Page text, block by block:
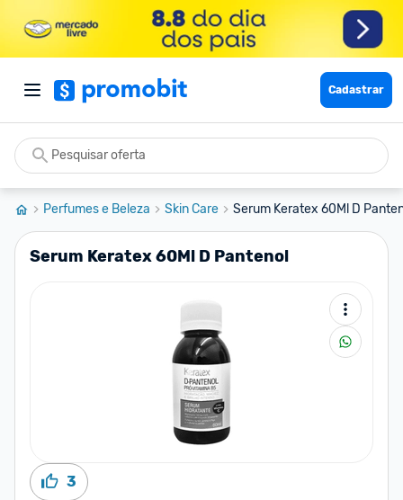
Cadastrar
Perfumes e Beleza Skin Care Serum Keratex 60Ml D
Serum Keratex 60Ml D Pantenol
3